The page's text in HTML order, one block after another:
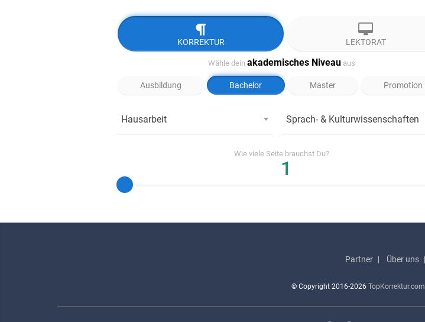
KORREKTUR LEKTORAT
Wähle dein akademisches Niveauaus
Ausbildung Bachelor Master Promotion
Hausarbeit Sprach- & Kulturwissenschaften
Wie viele Seitebrauchst Du?
Partner Über uns
© Copyright 2016-2026 TopKorrektur.com